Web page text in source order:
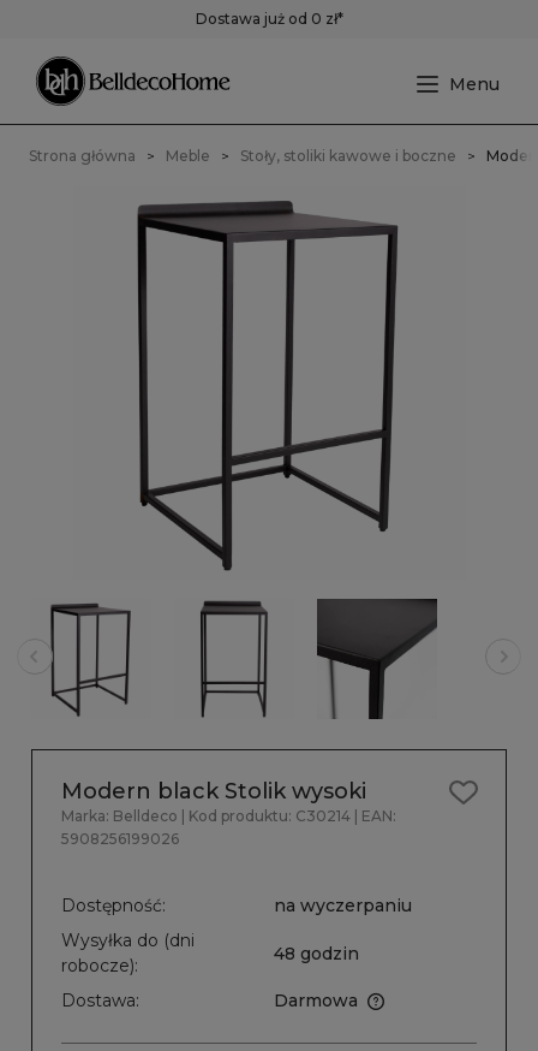
Dostawa już od 0 zł*
Strona główna Meble Stoły, stoliki kawowe i boczne
Modern black Stolik wysoki
Marka: Belldeco | Kod produktu: C30214
| EAN:
5908256199026
Dostępność:
na wyczerpaniu
Wysyłka do (dni
robocze):
48 godzin
Dostawa: Darmowa